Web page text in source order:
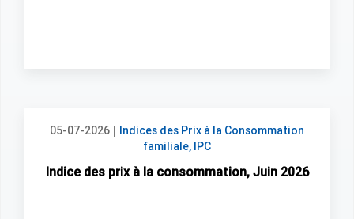
05-07-2026 |
Indices des Prix à la Consommation
familiale, IPC
Indice des prix à la consommation, Juin 2026